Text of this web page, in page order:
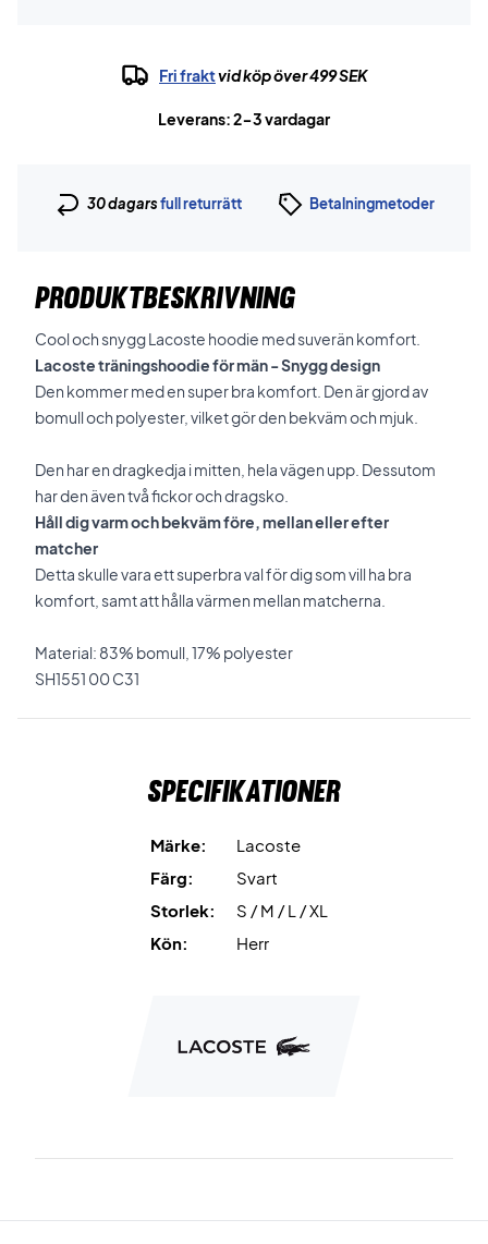
Fri fraktvid köp över 499 SEK
Leverans: 2-3 vardagar
30 dagarsfull returrätt Betalningmetoder
PRODUKTBESKRIVNING
Cool och snygg Lacoste hoodie med suverän komfort.
Lacoste träningshoodie för män - Snygg design
Den kommer med en super bra komfort. Den är gjord av
bomull och polyester, vilket gör den bekväm och mjuk.
Den har en dragkedja i mitten, hela vägen upp. Dessutom
har den även två fickor och dragsko.
Håll dig varm och bekväm före, mellan eller efter
matcher
Detta skulle vara ett superbra val för dig som vill ha bra
komfort, samt att hålla värmen mellan matcherna.
Material: 83% bomull, 17% polyester
SH1551 00 C31
Specifikationer
Märke:
Lacoste
Färg:
Svart
Storlek:
S / M / L / XL
Kön:
Herr